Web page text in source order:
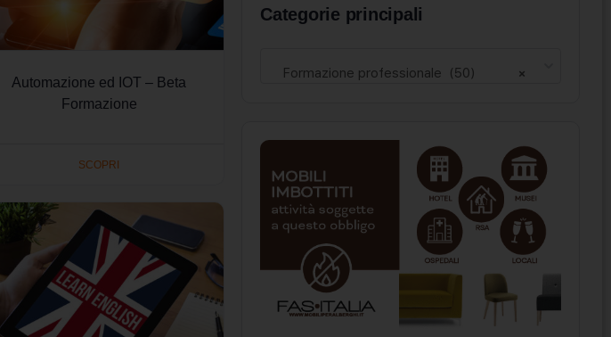
Automazione ed IOT – Beta
Formazione
SCOPRI
Categorie principali
×
Formazione professionale (50)